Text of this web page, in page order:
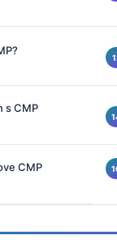
s CMP
CMP